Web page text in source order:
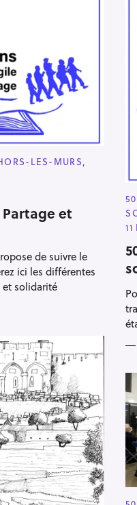
LES-MURS
Partage et
de suivre le
ici les différentes
solidarité
C
A
T
E
O
R
I
E
Esc to cancel.